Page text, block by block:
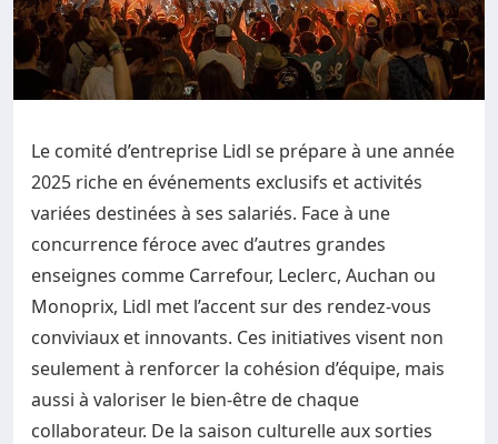
Le comité d’entreprise Lidl se prépare à une année
2025 riche en événements exclusifs et activités
variées destinées à ses salariés. Face à une
concurrence féroce avec d’autres grandes
enseignes comme Carrefour, Leclerc, Auchan ou
Monoprix, Lidl met l’accent sur des rendez-vous
conviviaux et innovants. Ces initiatives visent non
seulement à renforcer la cohésion d’équipe, mais
aussi à valoriser le bien-être de chaque
collaborateur. De la saison culturelle aux sorties